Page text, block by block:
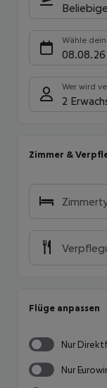
Wähle
08.08.26
Wer wird
2
Zimmer &
Flüge anpassen
Nur
Nur